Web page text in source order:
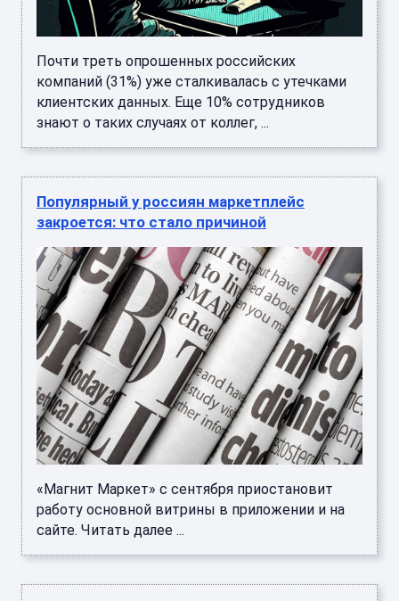
«Магнит Маркет» с сентября приостановит
работу основной витрины в приложении и на
сайте. Читать далее ...
Стало известно, сколько россиян
доверяют Путину